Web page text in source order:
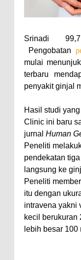
Srinadi
Pengobatan
mulai
terbaru
penyakit ginjal
Hasil studi
Clinic ini baru
jurnal Human
Peneliti
pendekatan
langsung ke
Peneliti
itu dengan
intravena yakni
kecil berukuran
lebih besar 100